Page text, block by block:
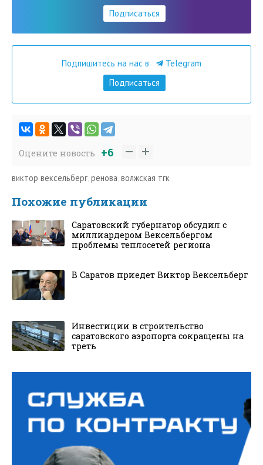
Подписаться
Подпишитесь на нас в
Telegram
Подписаться
Оцените новость +6
виктор вексельберг,ренова,волжская тгк
Похожие публикации
Саратовский губернатор обсудил с
миллиардером Вексельбергом
проблемы теплосетей региона
В Саратов приедет Виктор Вексельберг
Инвестиции в строительство
саратовского аэропорта сокращены на
треть